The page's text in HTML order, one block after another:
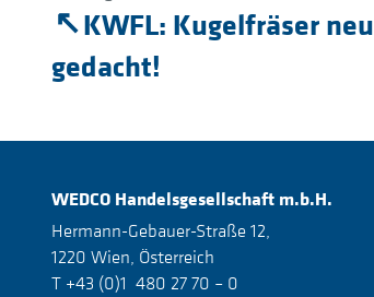
KWFL: Kugelfräser neu
gedacht!
WEDCO Handelsgesellschaft m.b.H.
Hermann-Gebauer-Straße 12,
1220 Wien, Österreich
T +43 (0)1 480 27 70 – 0